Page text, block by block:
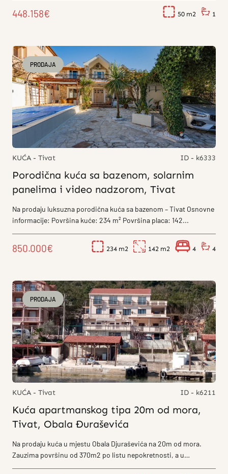
448.158€ 50 1
PRODAJA
KUĆA - Tivat ID - k6333
Porodična kuća sa bazenom, solarnim
panelima i video nadzorom, Tivat
Na prodaju luksuzna porodična kuća sa bazenom – Tivat Osnovne
informacije: Površina kuće: 234 m² Površina placa: 142...
850.000€ 234 142 4 4
PRODAJA
KUĆA - Tivat ID - k6211
Kuća apartmanskog tipa 20m od mora,
Tivat, Obala Đuraševića
Na prodaju kuća u mjestu Obala Djuraševića na 20m od mora.
Zauzima površinu od 370m2 po listu nepokretnosti, a u